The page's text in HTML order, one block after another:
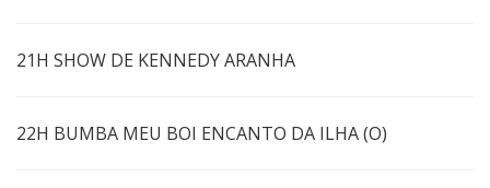
21H SHOW DE KENNEDY ARANHA
22H BUMBA MEU BOI ENCANTO DA ILHA (O)